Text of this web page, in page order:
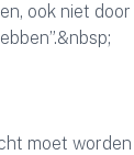
ook niet door
moet worden